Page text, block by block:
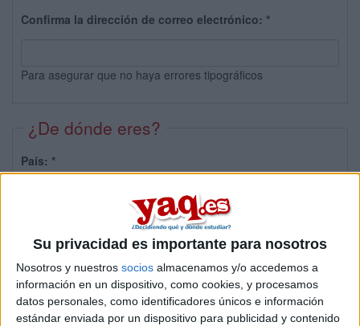
Su privacidad es importante para nosotros
Nosotros y nuestros socios almacenamos y/o accedemos a
información en un dispositivo, como cookies, y procesamos
datos personales, como identificadores únicos e información
estándar enviada por un dispositivo para publicidad y contenido
Confirma la dirección de correo electrónico: *
Para asegurar que no haya errores tipográficos
¿De dónde eres?
País: *
Sobre ti